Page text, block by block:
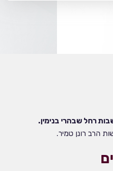
רחל שבהרי בנימין.
הרב רונן טמיר.